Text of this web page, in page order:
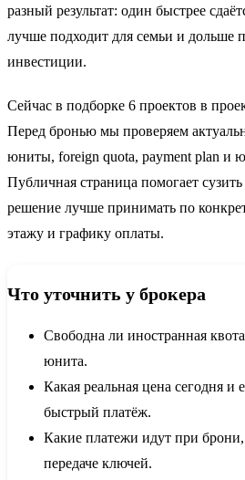
разный результат: один быстрее
лучше подходит для семьи и дольше
инвестиции.
Сейчас в подборке 6 проектов в
Перед бронью мы проверяем
юниты, foreign quota, payment plan и
Публичная страница помогает
решение лучше принимать по
этажу и графику оплаты.
Что уточнить у брокера
Свободна ли иностранная
юнита.
Какая реальная цена сегодня и
быстрый платёж.
Какие платежи идут при
передаче ключей.